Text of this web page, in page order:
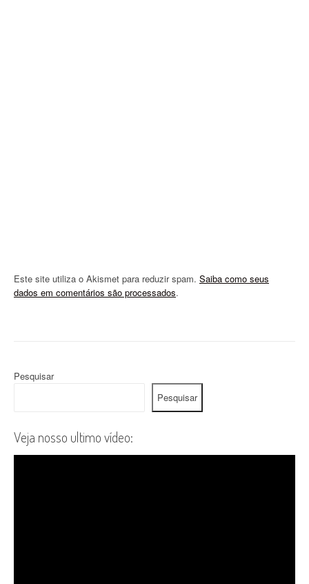
Este site utiliza o Akismet para reduzir spam. Saiba como seus
dados em comentários são processados.
Pesquisar
Pesquisar
Veja nosso ultimo vídeo: